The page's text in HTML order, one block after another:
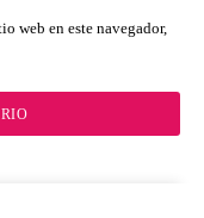
web en este navegador,